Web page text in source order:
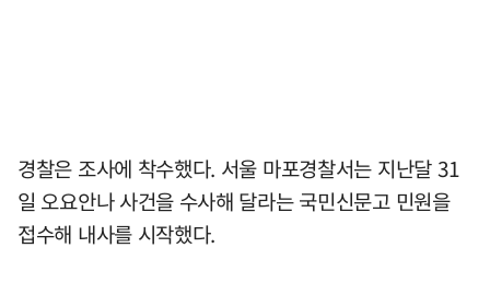
경찰은 조사에 착수했다. 서울 마포경찰서는 지난달 31
일 오요안나 사건을 수사해 달라는 국민신문고 민원을
접수해 내사를 시작했다.